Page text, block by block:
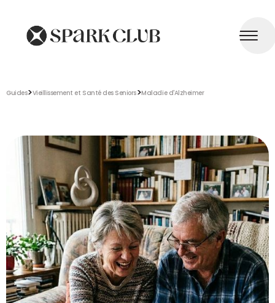
Guides>Vieillissement et Santé des Seniors>Maladie d'Alzheimer